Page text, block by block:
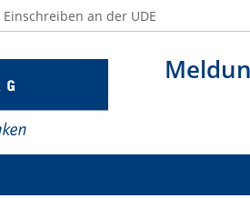
Einschreiben an der UDE